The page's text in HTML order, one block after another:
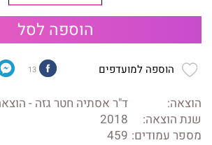
הוספה לסל
הוספה למועדפים 13
הוצאה:
ד"ר אסתיה חטר גזה -
שנת הוצאה:
2018
מספר עמודים: 459